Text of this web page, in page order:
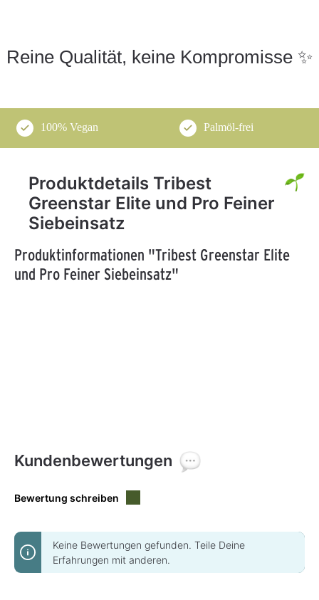
Reine Qualität, keine Kompromisse ✨
100% Vegan Palmöl-frei
Produktdetails Tribest
Greenstar Elite und Pro Feiner
Siebeinsatz
Produktinformationen "Tribest Greenstar Elite
und Pro Feiner Siebeinsatz"
Kundenbewertungen
Bewertung schreiben
Keine Bewertungen gefunden. Teile Deine
Erfahrungen mit anderen.